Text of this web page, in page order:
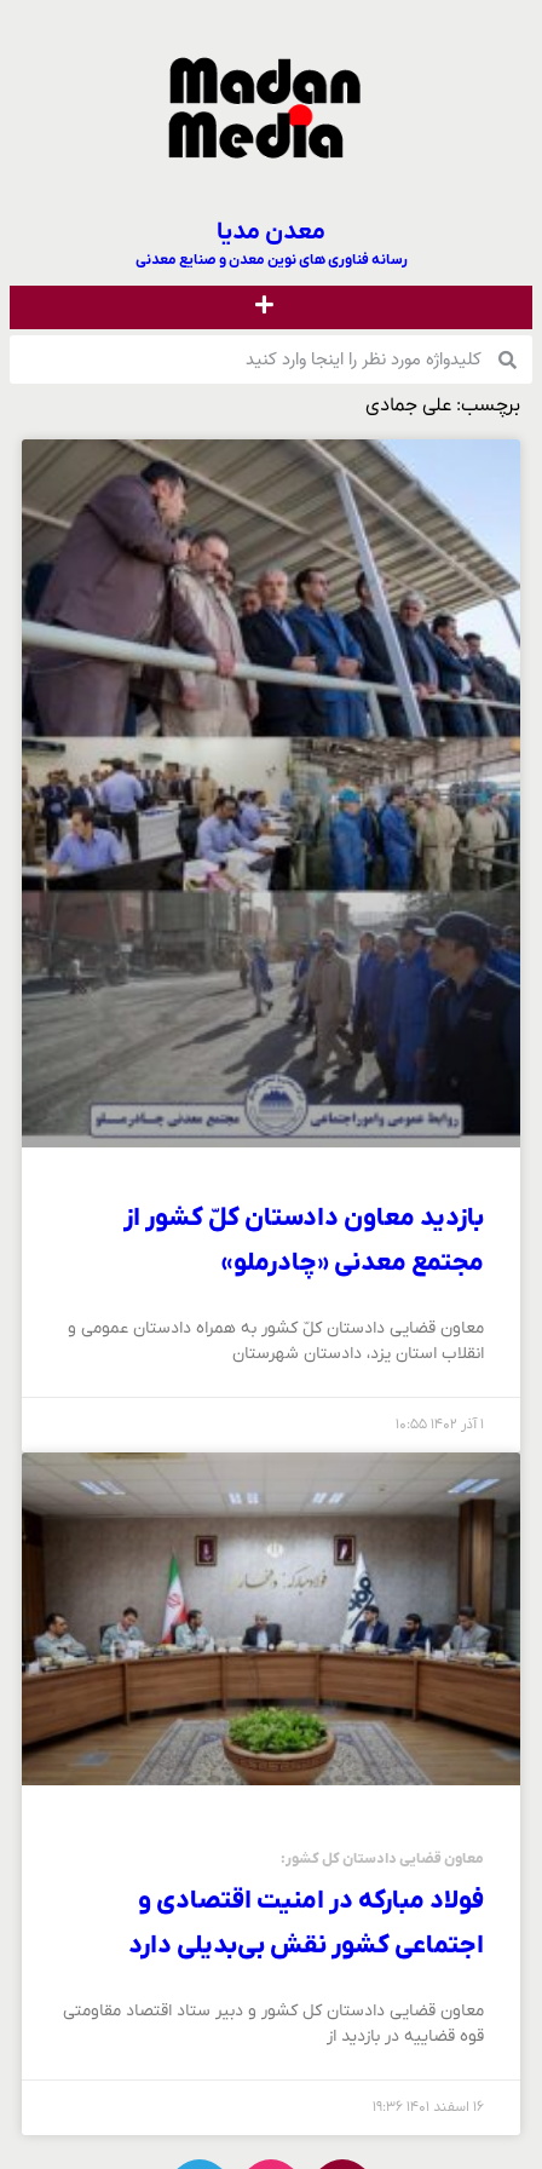
معدن مدیا
رسانه فناوری های نوین معدن و صنایع معدنی
برچسب: علی جمادی
بازدید معاون دادستان کلّ کشور از
مجتمع معدنی «چادرملو»
معاون قضایی دادستان کلّ کشور به همراه دادستان عمومی و
انقلاب استان یزد، دادستان شهرستان
۱ آذر ۱۴۰۲ ۱۰:۵۵
معاون قضایی دادستان کل کشور:
فولاد مباركه در امنیت اقتصادی و
اجتماعی كشور نقش بی‌بدیلی دارد
معاون قضایی دادستان کل کشور و دبیر ستاد اقتصاد مقاومتی
قوه قضاییه در بازدید از
۱۶ اسفند ۱۴۰۱ ۱۹:۳۶